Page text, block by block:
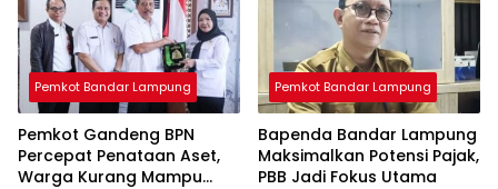
Pemkot Bandar Lampung
Pemkot Gandeng BPN
Percepat Penataan Aset,
Warga Kurang Mampu
Pemkot Bandar Lampung
Bapenda Bandar Lampung
Maksimalkan Potensi Pajak,
PBB Jadi Fokus Utama